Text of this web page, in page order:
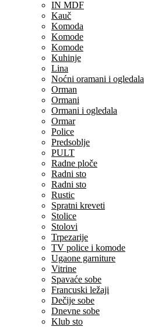
IN MDF
Kauč
Komoda
Komode
Komode
Kuhinje
Lina
Noćni oramani i ogledala
Orman
Ormani
Ormani i ogledala
Ormar
Police
Predsoblje
PULT
Radne ploče
Radni sto
Radni sto
Rustic
Spratni kreveti
Stolice
Stolovi
Trpezarije
TV police i komode
Ugaone garniture
Vitrine
Spavaće sobe
Francuski ležaji
Dečije sobe
Dnevne sobe
Klub sto